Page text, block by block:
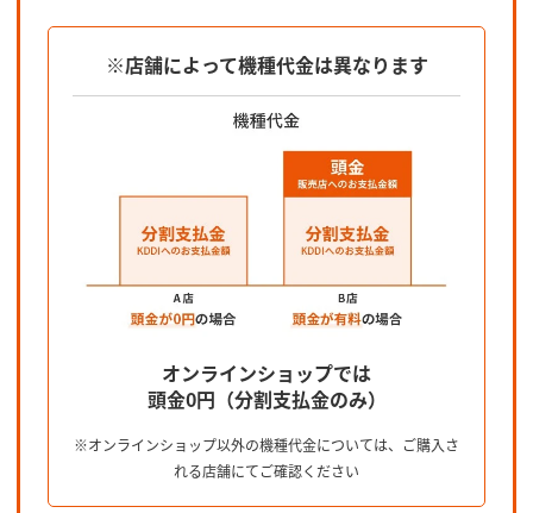
※店舗によって機種代金は異なります
オンラインショップでは
頭金0円（分割支払金のみ）
※オンラインショップ以外の機種代金については、ご購入さ
れる店舗にてご確認ください